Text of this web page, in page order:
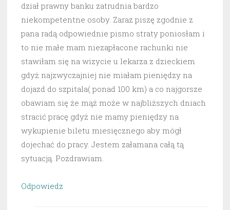
dział prawny banku zatrudnia bardzo
niekompetentne osoby. Zaraz piszę zgodnie z
pana radą odpowiednie pismo straty poniosłam i
to nie małe mam niezapłacone rachunki nie
stawiłam się na wizycie u lekarza z dzieckiem
gdyż najzwyczajniej nie miałam pieniędzy na
dojazd do szpitala( ponad 100 km) a co najgorsze
obawiam się że mąż może w najbliższych dniach
stracić pracę gdyż nie mamy pieniędzy na
wykupienie biletu miesięcznego aby mógł
dojechać do pracy. Jestem załamana całą tą
sytuacją. Pozdrawiam.
Odpowiedz